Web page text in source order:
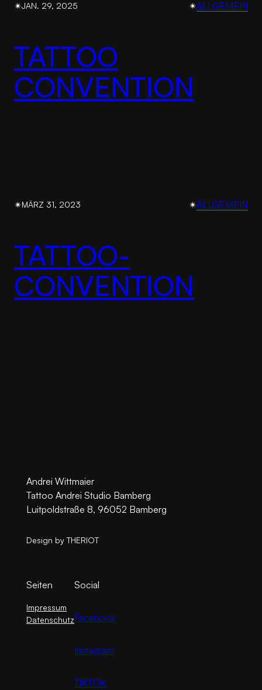
✴︎JAN. 29, 2025 ✴︎ALLGEMEIN
TATTOO
CONVENTION
✴︎MÄRZ 31, 2023 ✴︎ALLGEMEIN
TATTOO-
CONVENTION
Andrei Wittmaier
Tattoo Andrei Studio Bamberg
Luitpoldstraße 8, 96052 Bamberg
Design by THERIOT
Seiten
Impressum
Datenschutz
Social
Facebook
Instagram
TIKTOK